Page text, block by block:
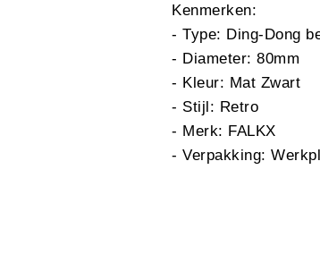
Kenmerken:
- Type: Ding-Dong
- Diameter: 80mm
- Kleur: Mat Zwart
- Stijl: Retro
- Merk: FALKX
- Verpakking: